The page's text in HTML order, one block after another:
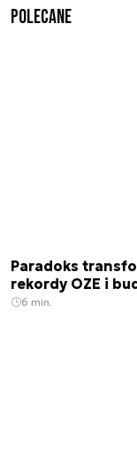
Polecane
Paradoks
rekordy OZE i
6 min.